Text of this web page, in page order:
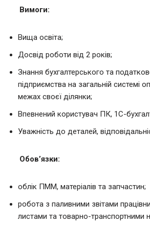
Вимоги:
Вища освіта;
Досвід роботи від 2 років;
Знання бухгалтерського та
підприємства на загальній системі
межах своєї ділянки;
Впевнений користувач ПК, 1С-
Уважність до деталей,
Обов’язки:
облік ПММ, матеріалів та запчастин;
робота з паливними звітами
листами та товарно-транспортними